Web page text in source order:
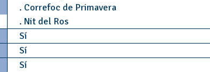
. Correfoc de Primavera
. Nit del Ros
Sí
Sí
Sí